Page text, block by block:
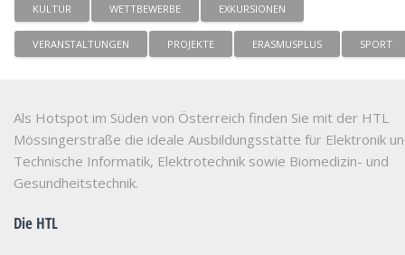
KULTUR WETTBEWERBE EXKURSIONEN
VERANSTALTUNGEN PROJEKTE ERASMUSPLUS SPORT
Als Hotspot im Süden von Österreich finden Sie mit der HTL
Mössingerstraße die ideale Ausbildungsstätte für Elektronik
Technische Informatik, Elektrotechnik sowie Biomedizin- und
Gesundheitstechnik.
Die HTL